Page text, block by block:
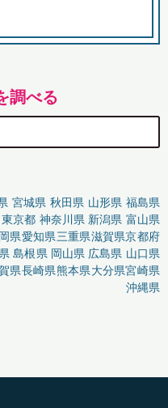
調べる
宮城県 秋田県 山形県 福島県
東京都 神奈川県 新潟県 富山県
県愛知県三重県滋賀県京都府
島根県 岡山県 広島県 山口県
県長崎県熊本県大分県宮崎県
沖縄県